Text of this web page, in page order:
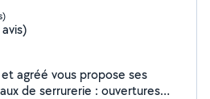
agréé vous propose ses
de serrurerie : ouvertures